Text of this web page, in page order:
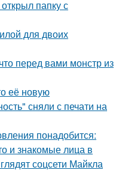
папку с
для двоих
перед вами монстр из
её новую
сняли с печати на
понадобится:
и знакомые лица в
соцсети Майкла